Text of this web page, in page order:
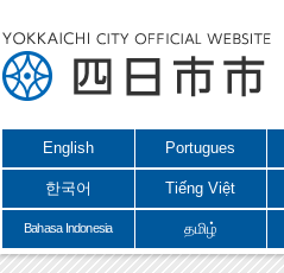
English Portugues
한국어 Tiếng Việt
Bahasa Indonesia தமிழ்